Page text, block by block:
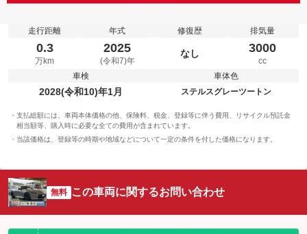
走行距離
0.3
万km
年式
2025
(令和7)年
修復歴
なし
排気量
3000
cc
車検
2028(令和10)年1月
車体色
ステルスグレーツートン
支払総額には、車両本体価格の他、保険料、税金、登録等に伴う費用、リサイクル預託金
相当額等、購入時に必要な全ての費用が含まれています。
当該価格は、登録等の時期や地域などについて一定の条件を付した価格になります。
無料 この車両に関するお問い合わせ